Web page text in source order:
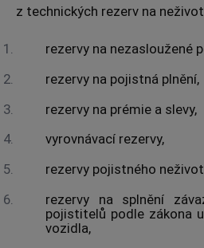
z technických rezerv na
1.
rezervy na nezasloužené
2.
rezervy na pojistná plnění,
3.
rezervy na prémie a slevy,
4.
vyrovnávací rezervy,
5.
rezervy pojistného
6.
rezervy na splnění
pojistitelů podle zákona
vozidla,